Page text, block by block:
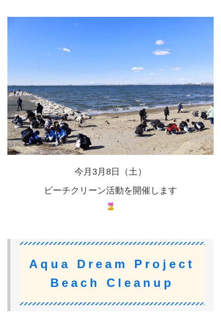
今月3月8日（土）
ビーチクリーン活動を開催します
Aqua Dream Project
Beach Cleanup